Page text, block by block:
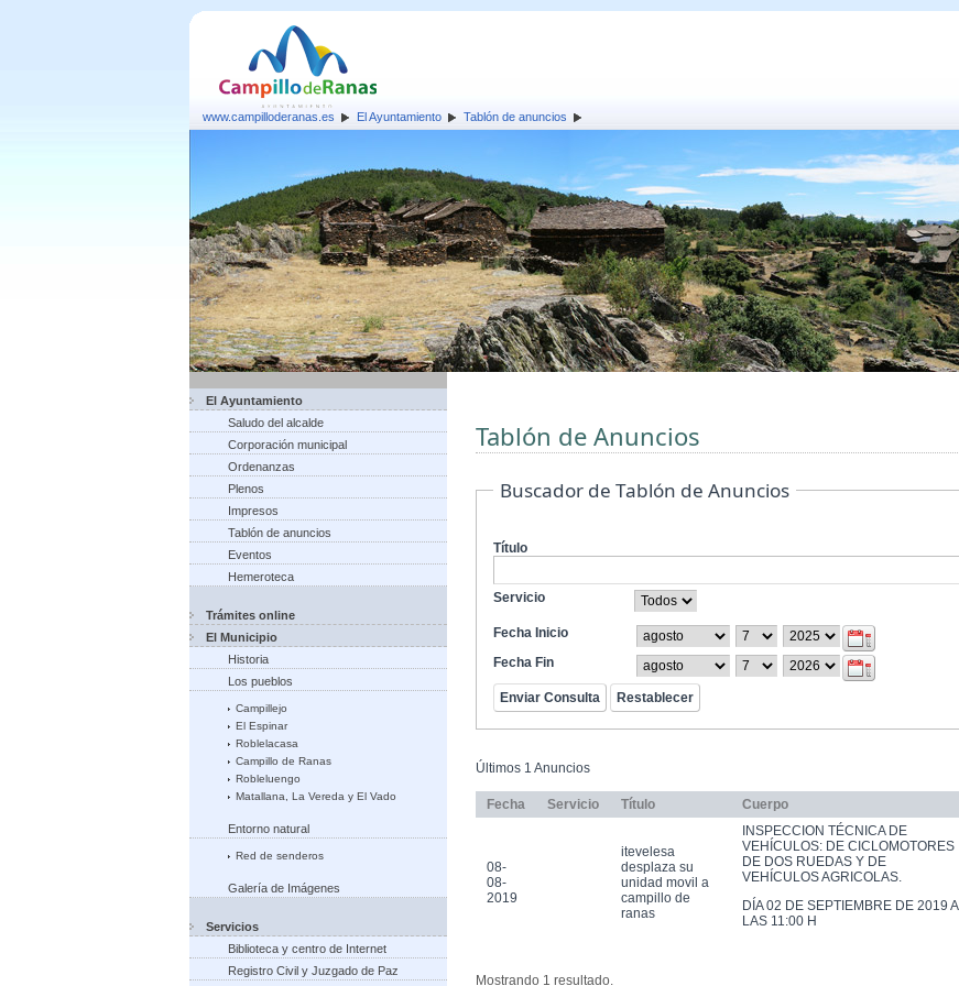
www.campilloderanas.es El Ayuntamiento Tablón de anuncios
El Ayuntamiento
Saludo del alcalde
Corporación municipal
Ordenanzas
Plenos
Impresos
Tablón de anuncios
Eventos
Hemeroteca
Trámites online
El Municipio
Historia
Los pueblos
Campillejo
El Espinar
Roblelacasa
Campillo de Ranas
Robleluengo
Matallana, La Vereda y El Vado
Entorno natural
Red de senderos
Galería de Imágenes
Servicios
Biblioteca y centro de Internet
Registro Civil y Juzgado de Paz
Tablón de Anuncios
Buscador de Tablón de Anuncios
Título
Servicio
Fecha Inicio
Fecha Fin
Últimos 1 Anuncios
Fecha Servicio Título Cuerpo
08-
08-
2019
itevelesa
desplaza su
unidad movil a
campillo de
ranas
INSPECCION TÉCNICA DE
VEHÍCULOS: DE CICLOMOTORES
DE DOS RUEDAS Y DE
VEHÍCULOS AGRICOLAS.
DÍA 02 DE SEPTIEMBRE DE 2019 A
LAS 11:00 H
Mostrando 1 resultado.